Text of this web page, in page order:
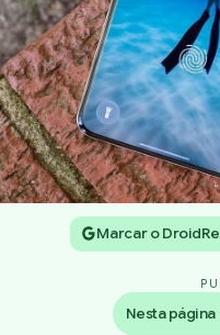
Marcar o
Nesta página